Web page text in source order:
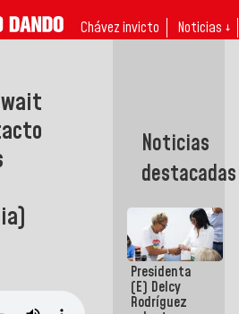
Chávez invicto Noticias ↓
Noticias
destacadas
Presidenta
(E) Delcy
Rodríguez